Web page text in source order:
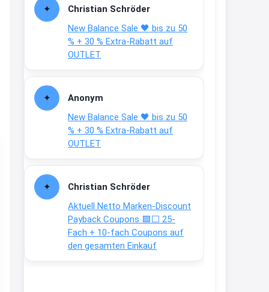
Christian Schröder
New Balance Sale 🖤 bis zu 50
% + 30 % Extra-Rabatt auf
OUTLET
Anonym
New Balance Sale 🖤 bis zu 50
% + 30 % Extra-Rabatt auf
OUTLET
Christian Schröder
Aktuell Netto Marken-Discount
Payback Coupons 🟦⬜ 25-
Fach + 10-fach Coupons auf
den gesamten Einkauf
Gratis Hitzewarn-Aufkleber /
verfärbt sich ab 28 Grad /siehe
Text weiter unten
shop.bioeg.de/aufkleber-
achtun...
↩
Joachim
Gratis personalisierte 7-Tage
Ration Micronährstoffe/ Vitamine
↩
Joachim